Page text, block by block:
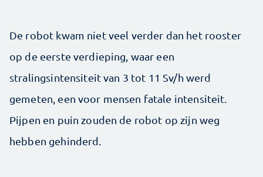
De robot kwam niet veel verder dan het rooster
op de eerste verdieping, waar een
stralingsintensiteit van 3 tot 11 Sv/h werd
gemeten, een voor mensen fatale intensiteit.
Pijpen en puin zouden de robot op zijn weg
hebben gehinderd.